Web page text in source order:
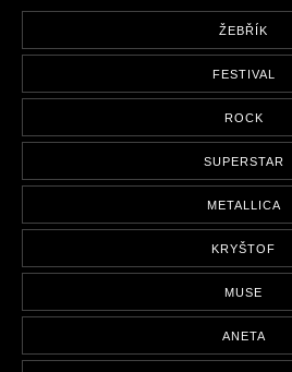
ŽEBŘÍK
FESTIVAL
ROCK
SUPERSTAR
METALLICA
KRYŠTOF
MUSE
ANETA